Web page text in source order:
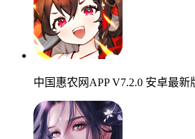
中国惠农网APP V7.2.0 安卓最新